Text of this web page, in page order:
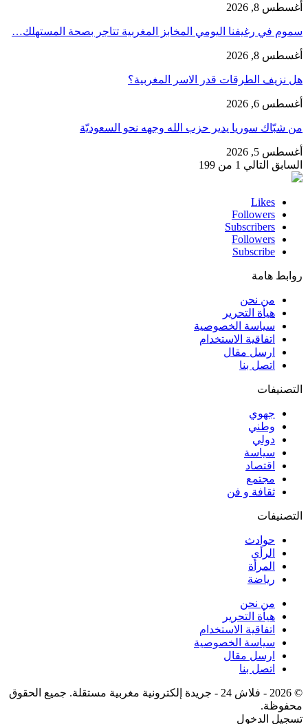
أغسطس 8, 2026
سموم في رغيفنا اليومي المخابز المغربية تتاجر بصحة المستهلك…
أغسطس 8, 2026
هل نزيف الطرقات قدر الاسر المغربية؟
أغسطس 6, 2026
من شبّاك سوريا يدير حزب الله وجهه نحو السعوديّة
أغسطس 5, 2026
السابق التالي 1 من 199
Likes
Followers
Subscribers
Followers
Subscribe
روابط هامة
من نحن
هيأة التحرير
سياسة الخصوصية
اتفاقية الاستخدام
ارسل مقال
اتصل بنا
التصنيفات
جهوي
وطني
دولي
سياسة
اقتصاد
مجتمع
ثقافة و فن
التصنيفات
حوادث
الرأي
المرأة
رياضة
من نحن
هيأة التحرير
اتفاقية الاستخدام
سياسة الخصوصية
ارسل مقال
اتصل بنا
© 2026 - فلاش 24 - جريدة إلكترونية مغربية مستقلة. جميع الحقوق
محفوظة.
تسجيل الدخول